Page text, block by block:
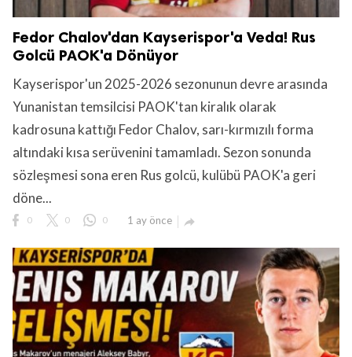
Fedor Chalov'dan Kayserispor'a Veda! Rus
Golcü PAOK'a Dönüyor
Kayserispor'un 2025-2026 sezonunun devre arasında
Yunanistan temsilcisi PAOK'tan kiralık olarak
kadrosuna kattığı Fedor Chalov, sarı-kırmızılı forma
altındaki kısa serüvenini tamamladı. Sezon sonunda
sözleşmesi sona eren Rus golcü, kulübü PAOK'a geri
döne...
0 0 0 1 ay önce 